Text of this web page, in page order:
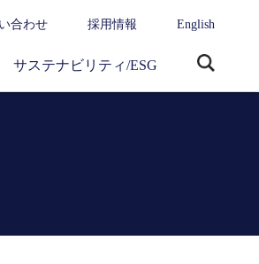
合わせ 採用情報 English
サステナビリティ/ESG